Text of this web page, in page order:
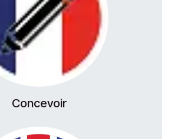
Concevoir